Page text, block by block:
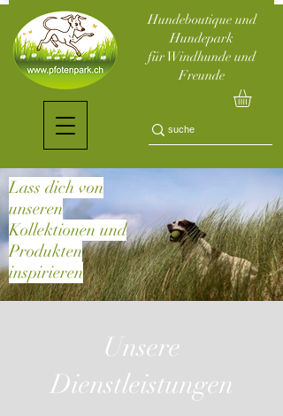
Hundeboutique und
Hundepark
für Windhunde und
Freunde
Lass dich von
unseren
Kollektionen und
Produkten
inspirieren
Unsere
Dienstleistungen